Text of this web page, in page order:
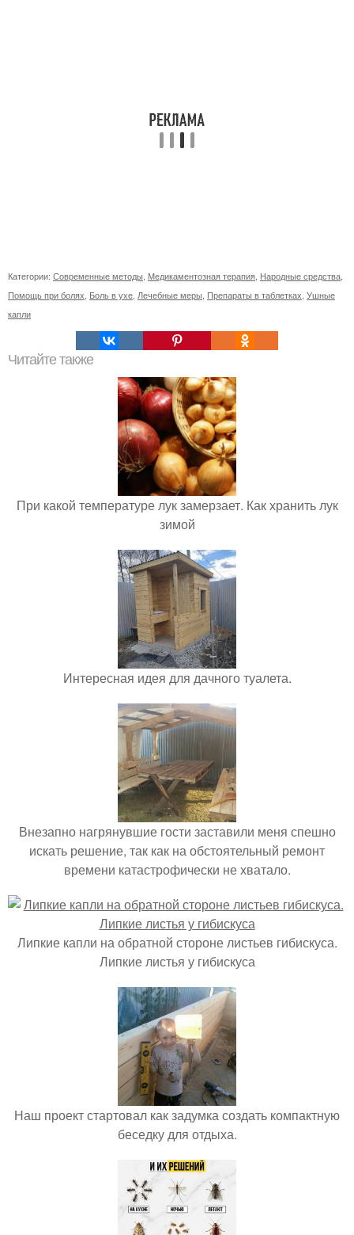
Категории: Современные методы, Медикаментозная терапия, Народные средства,
Помощь при болях, Боль в ухе, Лечебные меры, Препараты в таблетках, Ушные
капли
Читайте также
При какой температуре лук замерзает. Как хранить лук
зимой
Интересная идея для дачного туалета.
Внезапно нагрянувшие гости заставили меня спешно
искать решение, так как на обстоятельный ремонт
времени катастрофически не хватало.
Липкие капли на обратной стороне листьев гибискуса.
Липкие листья у гибискуса
Наш проект стартовал как задумка создать компактную
беседку для отдыха.